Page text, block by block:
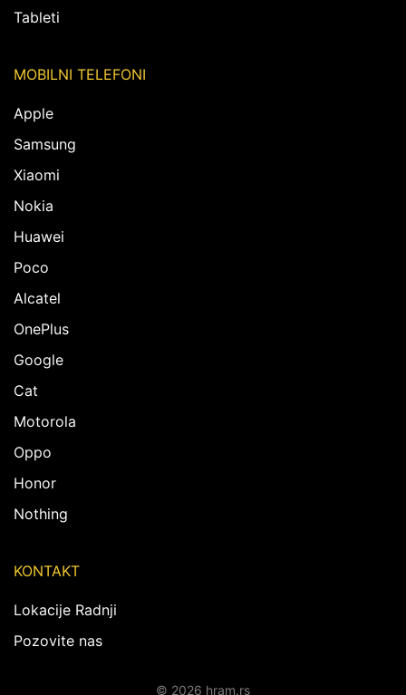
Tableti
MOBILNI TELEFONI
Apple
Samsung
Xiaomi
Nokia
Huawei
Poco
Alcatel
OnePlus
Google
Cat
Motorola
Oppo
Honor
Nothing
KONTAKT
Lokacije Radnji
Pozovite nas
© 2026 hram.rs